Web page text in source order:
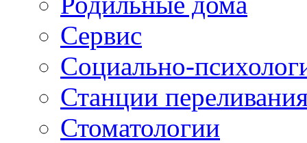
Сервис
Социально-
Станции
Стоматологии